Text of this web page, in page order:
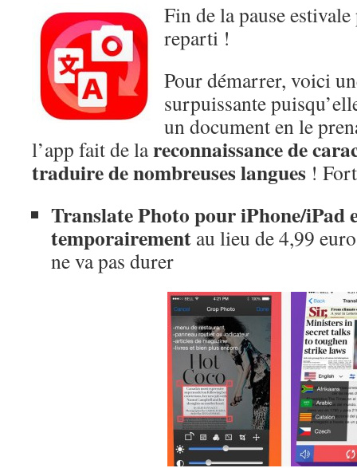
Fin de la pause
reparti !
Pour démarrer, voici
surpuissante
un document en le
l’app fait de lareconnaissance de
traduire de nombreuses langues !
Translate Photo pour iPhone/iPad
temporairement au lieu de 4,99
ne va pas durer